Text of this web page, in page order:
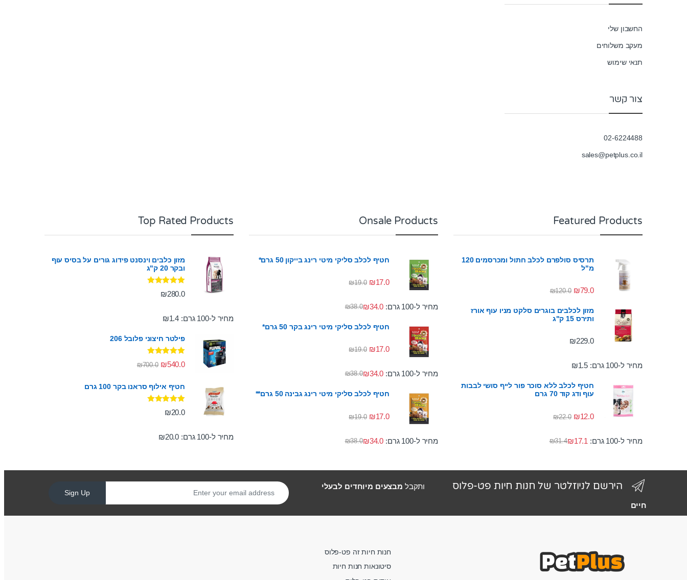
החשבון שלי
מעקב משלוחים
תנאי שימוש
צור קשר
02-6224488
sales@petplus.co.il
Featured Products
תרסיס סולפרם לכלב חתול ומכרסמים 120
מ"ל
₪79.0
₪120.0
מזון לכלבים בוגרים סלקט מניו עוף אורז
ותירס 15 ק"ג
₪229.0
מחיר ל-100 גרם: ₪1.5
חטיף לכלב ללא סוכר פור לייף סושי לבבות
עוף ודג קוד 70 גרם
₪12.0
₪22.0
מחיר ל-100 גרם: ₪31.4₪17.1
Onsale Products
חטיף לכלב סליקי מיטי רינג בייקון 50 גרם*
₪17.0
₪19.0
מחיר ל-100 גרם: ₪38.0₪34.0
חטיף לכלב סליקי מיטי רינג בקר 50 גרם*
₪17.0
₪19.0
מחיר ל-100 גרם: ₪38.0₪34.0
חטיף לכלב סליקי מיטי רינג גבינה 50 גרם**
₪17.0
₪19.0
מחיר ל-100 גרם: ₪38.0₪34.0
Top Rated Products
מזון כלבים וינסנט פידוג גורים על בסיס עוף
ובקר 20 ק"ג
דורג5.00
מתוך 5 ₪280.0
מחיר ל-100 גרם: ₪1.4
פילטר חיצוני פלובל 206
דורג 5.00
מתוך 5 ₪540.0
₪700.0
חטיף אילוף סראנו בקר 100 גרם
דורג
מתוך 5₪20.0
מחיר ל-100 גרם: ₪20.0
הירשם לניוזלטר של חנות חיות פט-פלוס ותקבל מבצעים מיוחדים לבעלי
חיים
Sign Up
חנות חיות זה פט-פלוס
סיטונאות חנות חיות